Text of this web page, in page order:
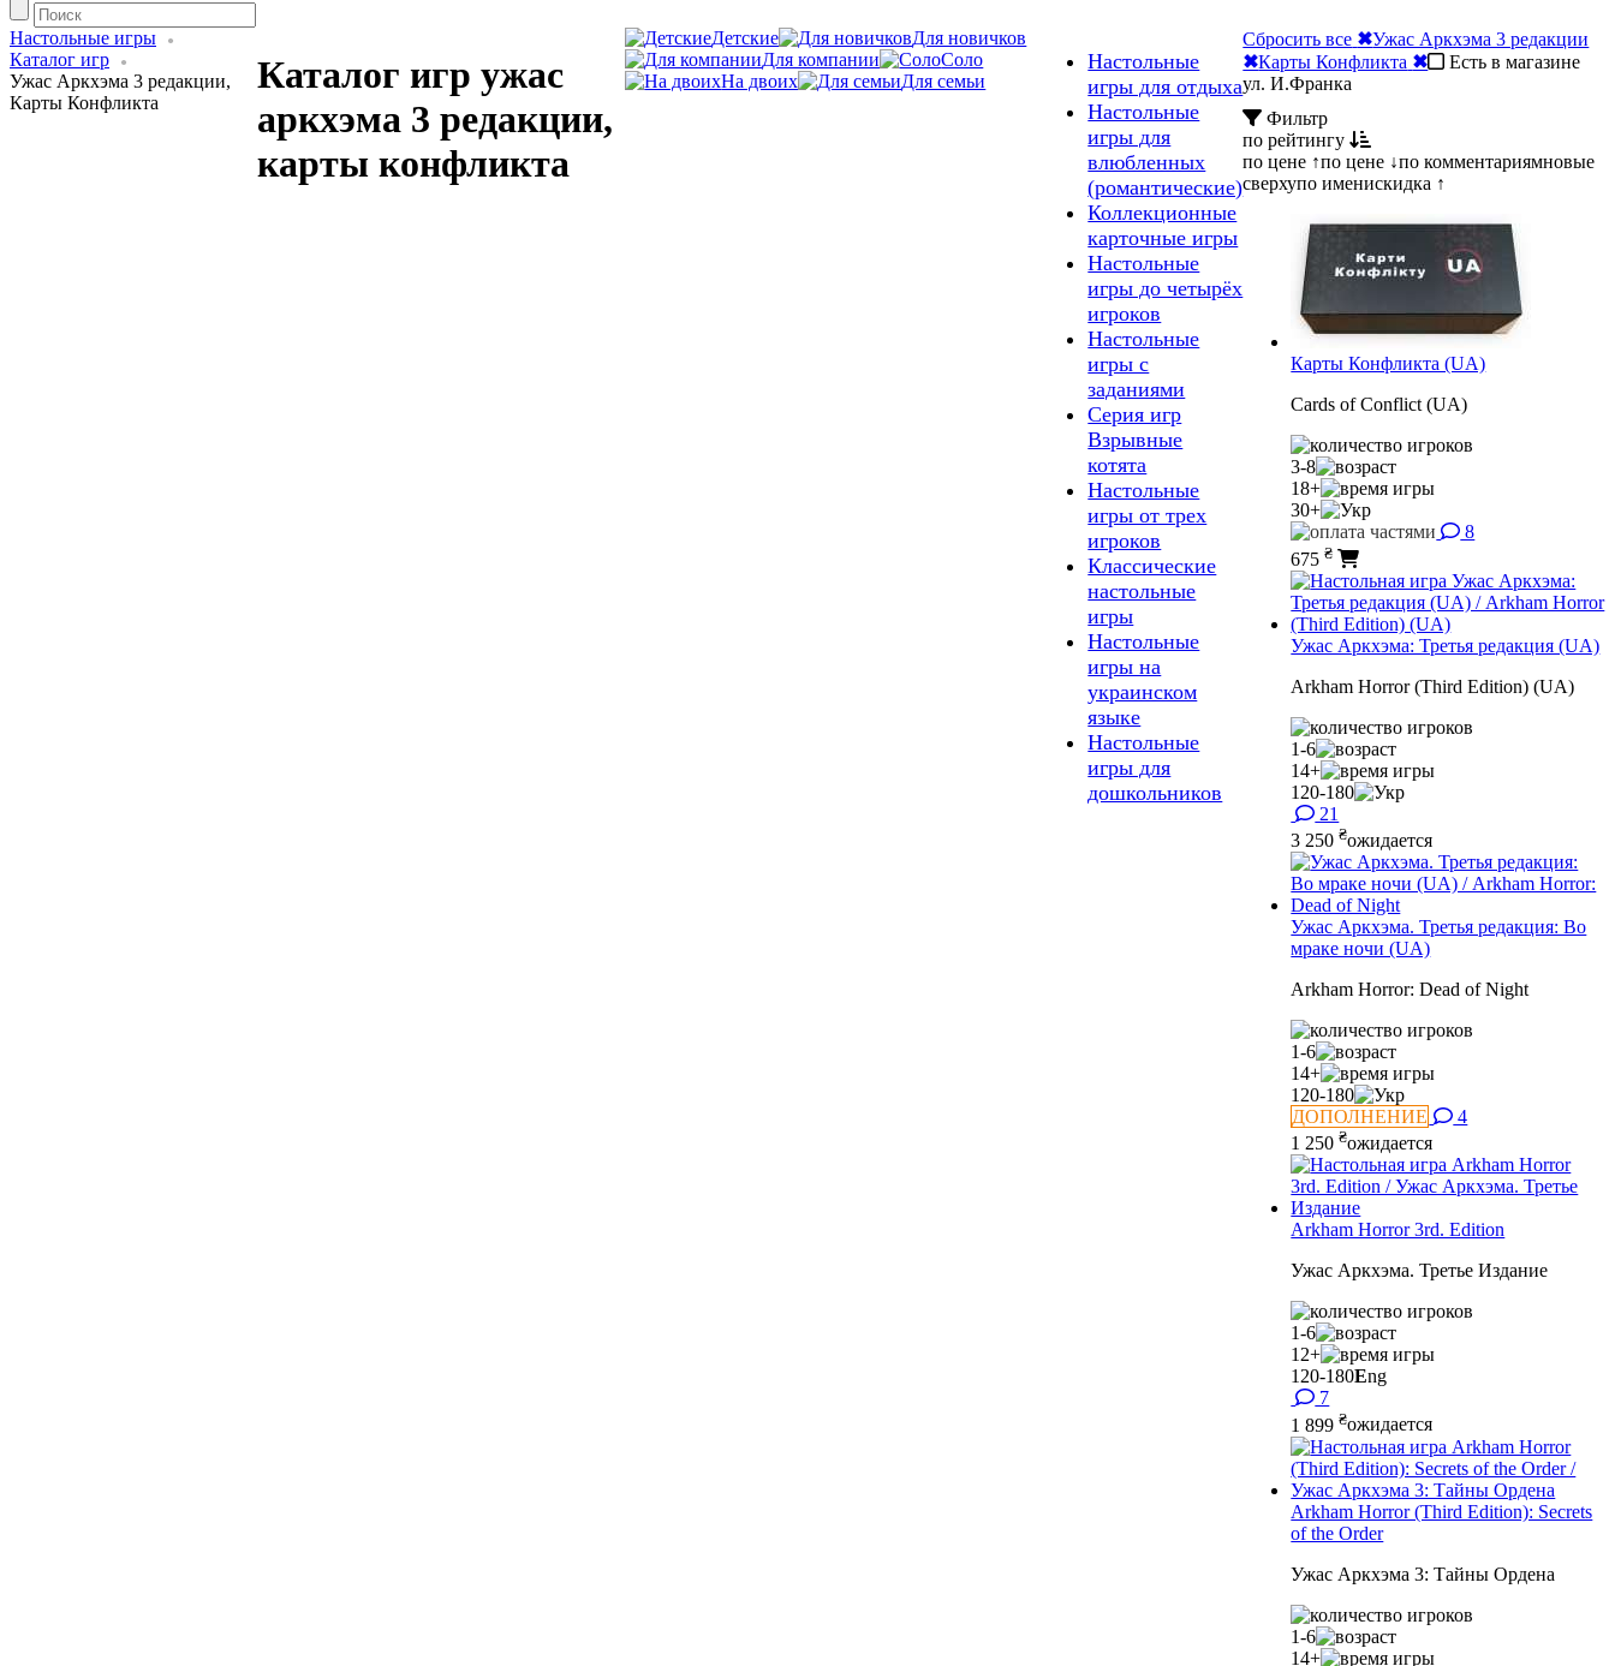
Настольные игры
Каталог игр
Ужас Аркхэма 3 редакции,
Карты Конфликта
Каталог игр ужас
аркхэма 3 редакции,
карты конфликта
Детские
Для новичков
Для компании
Соло
На двоих
Для семьи
Настольные
игры для отдыха
Настольные
игры для
влюбленных
(романтические)
Коллекционные
карточные игры
Настольные
игры до четырёх
игроков
Настольные
игры с
заданиями
Серия игр
Взрывные
котята
Настольные
игры от трех
игроков
Классические
настольные
игры
Настольные
игры на
украинском
языке
Настольные
игры для
дошкольников
Сбросить все ✖Ужас Аркхэма 3 редакции
✖Карты Конфликта ✖
Есть в магазине
ул. И.Франка
Фильтр
по рейтингу
по цене ↑по цене ↓по комментариямновые
сверхупо именискидка ↑
Карты Конфликта (UA)
Cards of Сonflict (UA)
3-8
18+
30+
8
675₴
Ужас Аркхэма: Третья редакция (UA)
Arkham Horror (Third Edition) (UA)
1-6
14+
120-180
21
3 250₴ожидается
Ужас Аркхэма. Третья редакция: Во
мраке ночи (UA)
Arkham Horror: Dead of Night
1-6
14+
120-180
ДОПОЛНЕНИЕ
4
1 250₴ожидается
Arkham Horror 3rd. Edition
Ужас Аркхэма. Третье Издание
1-6
12+
120-180Eng
7
1 899₴ожидается
Arkham Horror (Third Edition): Secrets
of the Order
Ужас Аркхэма 3: Тайны Ордена
1-6
14+